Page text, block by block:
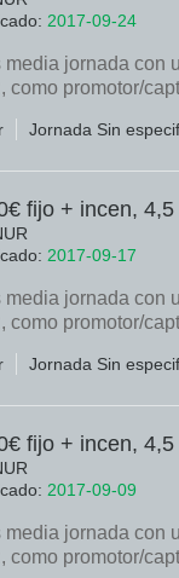
2017-09-24
jornada con
como promotor/
Jornada Sin
fijo + incen,
2017-09-17
jornada con
como promotor/
Jornada Sin
fijo + incen,
2017-09-09
jornada con
como promotor/